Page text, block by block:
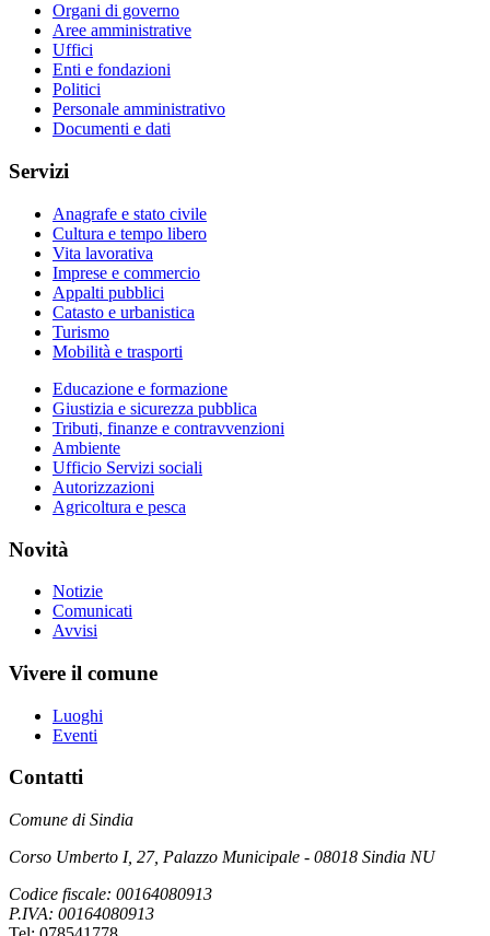
Organi di governo
Aree amministrative
Uffici
Enti e fondazioni
Politici
Personale amministrativo
Documenti e dati
Servizi
Anagrafe e stato civile
Cultura e tempo libero
Vita lavorativa
Imprese e commercio
Appalti pubblici
Catasto e urbanistica
Turismo
Mobilità e trasporti
Educazione e formazione
Giustizia e sicurezza pubblica
Tributi, finanze e contravvenzioni
Ambiente
Ufficio Servizi sociali
Autorizzazioni
Agricoltura e pesca
Novità
Notizie
Comunicati
Avvisi
Vivere il comune
Luoghi
Eventi
Contatti
Comune di Sindia
Corso Umberto I, 27, Palazzo Municipale - 08018 Sindia NU
Codice fiscale: 00164080913
P.IVA: 00164080913